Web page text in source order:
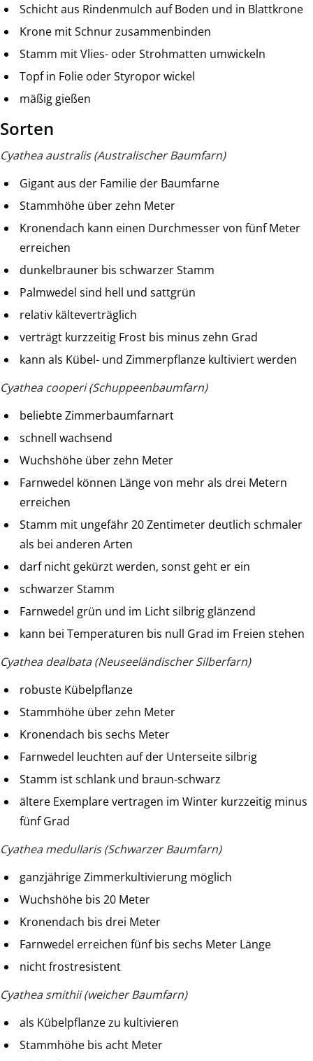
Schicht aus Rindenmulch auf Boden und in Blattkrone
Krone mit Schnur zusammenbinden
Stamm mit Vlies- oder Strohmatten umwickeln
Topf in Folie oder Styropor wickel
mäßig gießen
Sorten
Cyathea australis (Australischer Baumfarn)
Gigant aus der Familie der Baumfarne
Stammhöhe über zehn Meter
Kronendach kann einen Durchmesser von fünf Meter
erreichen
dunkelbrauner bis schwarzer Stamm
Palmwedel sind hell und sattgrün
relativ kälteverträglich
verträgt kurzzeitig Frost bis minus zehn Grad
kann als Kübel- und Zimmerpflanze kultiviert werden
Cyathea cooperi (Schuppeenbaumfarn)
beliebte Zimmerbaumfarnart
schnell wachsend
Wuchshöhe über zehn Meter
Farnwedel können Länge von mehr als drei Metern
erreichen
Stamm mit ungefähr 20 Zentimeter deutlich schmaler
als bei anderen Arten
darf nicht gekürzt werden, sonst geht er ein
schwarzer Stamm
Farnwedel grün und im Licht silbrig glänzend
kann bei Temperaturen bis null Grad im Freien stehen
Cyathea dealbata (Neuseeländischer Silberfarn)
robuste Kübelpflanze
Stammhöhe über zehn Meter
Kronendach bis sechs Meter
Farnwedel leuchten auf der Unterseite silbrig
Stamm ist schlank und braun-schwarz
ältere Exemplare vertragen im Winter kurzzeitig minus
fünf Grad
Cyathea medullaris (Schwarzer Baumfarn)
ganzjährige Zimmerkultivierung möglich
Wuchshöhe bis 20 Meter
Kronendach bis drei Meter
Farnwedel erreichen fünf bis sechs Meter Länge
nicht frostresistent
Cyathea smithii (weicher Baumfarn)
als Kübelpflanze zu kultivieren
Stammhöhe bis acht Meter